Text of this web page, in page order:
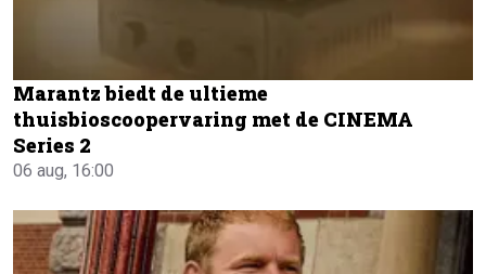
Marantz biedt de ultieme
thuisbioscoopervaring met de CINEMA
Series 2
06 aug, 16:00